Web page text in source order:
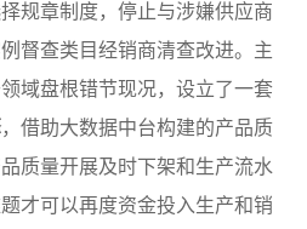
规章制度，停止与涉嫌供应商
督查类目经销商清查改进。主
域盘根错节现况，设立了一套
，借助大数据中台构建的产品质
质量开展及时下架和生产流水
才可以再度资金投入生产和销